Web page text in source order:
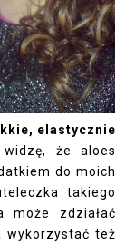
elastycznie
że aloes
do moich
takiego
może zdziałać
wykorzystać też